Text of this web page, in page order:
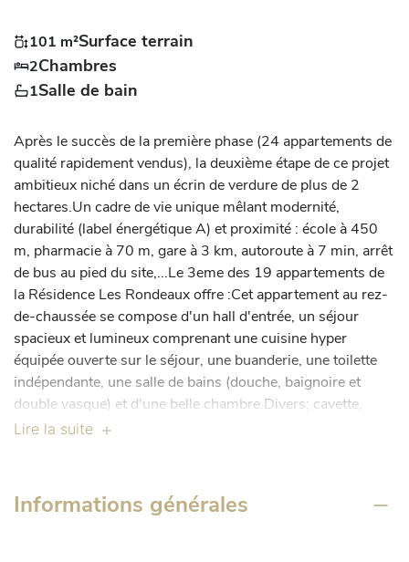
101 m²Surface terrain
2Chambres
1Salle de bain
Après le succès de la première phase (24 appartements de
qualité rapidement vendus), la deuxième étape de ce projet
ambitieux niché dans un écrin de verdure de plus de 2
hectares.Un cadre de vie unique mêlant modernité,
durabilité (label énergétique A) et proximité : école à 450
m, pharmacie à 70 m, gare à 3 km, autoroute à 7 min, arrêt
de bus au pied du site,...Le 3eme des 19 appartements de
la Résidence Les Rondeaux offre :Cet appartement au rez-
de-chaussée se compose d'un hall d'entrée, un séjour
spacieux et lumineux comprenant une cuisine hyper
équipée ouverte sur le séjour, une buanderie, une toilette
indépendante, une salle de bains (douche, baignoire et
double vasque) et d'une belle chambre.Divers; cavette,
chauffage électrique, double vitrage alu, VMC double flux,
CONTRACTUELLES, IL S'AGIT DE PHOTOS DE LA
PREMIERE PHASEEstimation PEB Label A.Prix :
Lire la suite
Informations générales